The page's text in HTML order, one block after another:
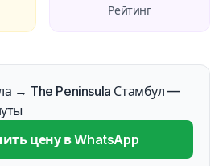
Рейтинг
→ The Peninsula Стамбул —
цену в WhatsApp